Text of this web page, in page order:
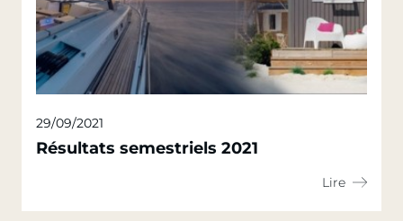
29/09/2021
Résultats semestriels 2021
Lire